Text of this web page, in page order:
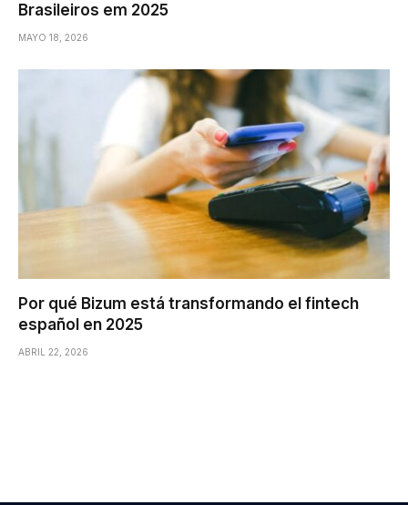
Brasileiros em 2025
MAYO 18, 2026
Por qué Bizum está transformando el fintech
español en 2025
ABRIL 22, 2026